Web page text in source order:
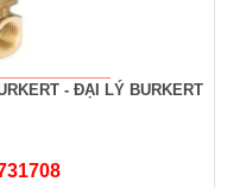
- ĐẠI LÝ BURKERT